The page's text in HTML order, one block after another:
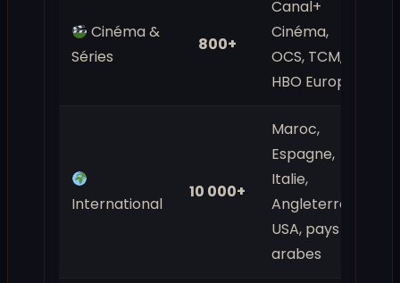
Cinéma &
Séries
800+
Canal+
Cinéma,
OCS, TCM,
HBO Europe
International
10 000+
Maroc,
Espagne,
Italie,
Angleterre,
USA, pays
arabes